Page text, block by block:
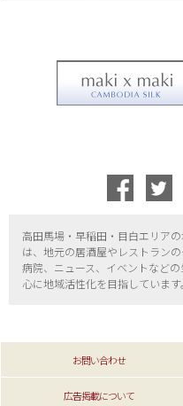
高田馬場・早稲田・目白エリア
は、地元の居酒屋やレストランの
病院、ニュース、イベントなど
心に地域活性化を目指しています。
お問い合わせ
広告掲載について